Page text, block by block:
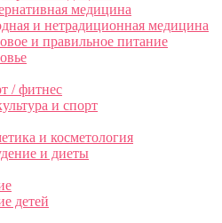
медицина
и нетрадиционная медицина
и правильное питание
/ фитнес
и спорт
и косметология
и диеты
детей